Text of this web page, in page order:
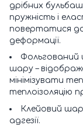
дрібних
пружність і
повертатися до
деформації.
Фольгований
шару –
мінімізувати
теплоізоляцію
Клейовий
адгезії.